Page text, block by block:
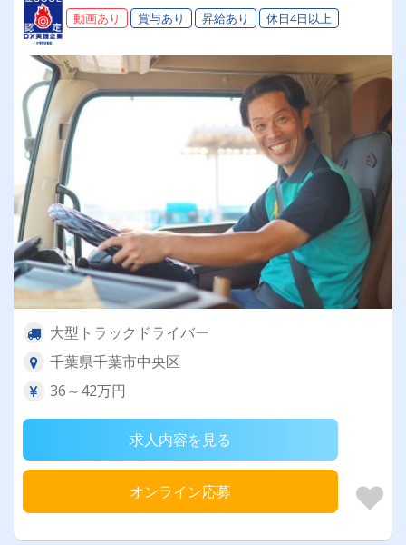
動画あり 賞与あり 昇給あり 休日4日以上
大型トラックドライバー
千葉県千葉市中央区
36～42万円
求人内容を見る
オンライン応募